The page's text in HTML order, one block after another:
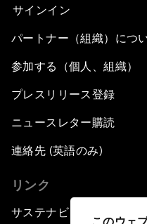
このウェ
サインイン
パートナー（組織）につ
参加する（個人、組織）
プレスリリース登録
ニュースレター購読
連絡先 (英語のみ)
リンク
サステナビリティへの取り